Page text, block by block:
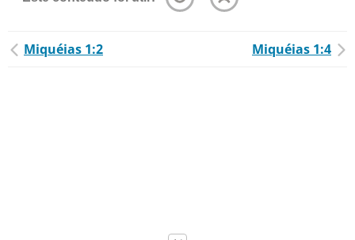
Miquéias 1:2 Miquéias 1:4